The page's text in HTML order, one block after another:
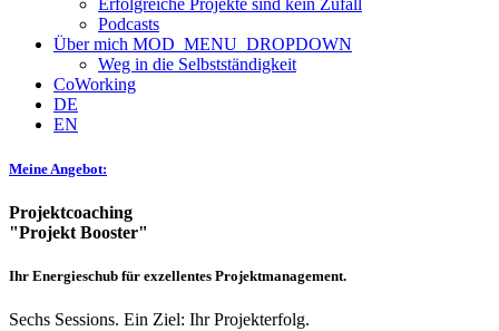
Erfolgreiche Projekte sind kein Zufall
Podcasts
Über mich MOD_MENU_DROPDOWN
Weg in die Selbstständigkeit
CoWorking
DE
EN
Meine Angebot:
Projektcoaching
"Projekt Booster"
Ihr Energieschub für exzellentes Projektmanagement.
Sechs Sessions. Ein Ziel: Ihr Projekterfolg.